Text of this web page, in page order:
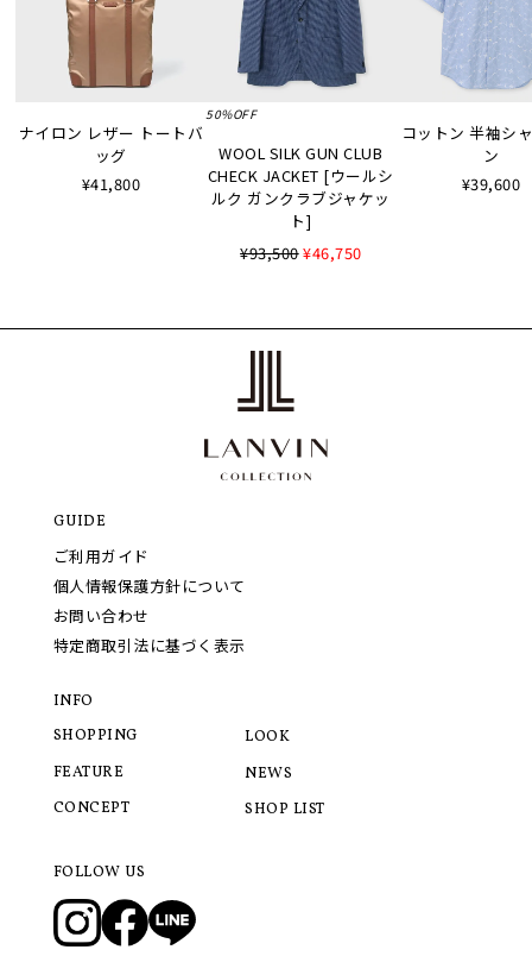
ナイロン レザー トートバ
ッグ
¥41,800
50%OFF
WOOL SILK GUN CLUB
CHECK JACKET [ウールシ
ルク ガンクラブジャケッ
ト]
¥93,500¥46,750
コットン 半袖シ
ン
¥39,600
GUIDE
ご利用ガイド
個人情報保護方針について
お問い合わせ
特定商取引法に基づく表示
INFO
SHOPPING
FEATURE
CONCEPT
LOOK
NEWS
SHOP LIST
FOLLOW US